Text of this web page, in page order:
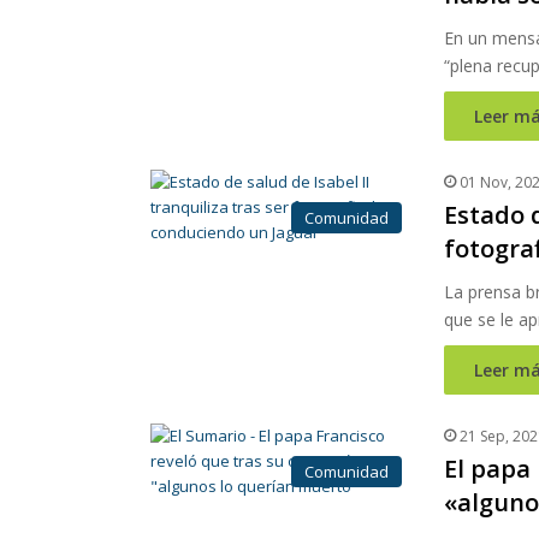
En un
“plena
Leer
Comunidad
01 Nov,
Estado
La prensa
que se le
Leer
Comunidad
21 Sep,
El